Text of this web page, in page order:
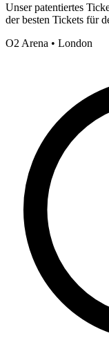
Unser patentiertes
der besten Tickets für
O2 Arena • London